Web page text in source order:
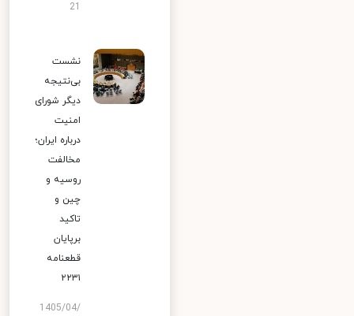
نشست
بی‌نتیجه
دیگر شورای
امنیت
درباره ایران؛
مخالفت
روسیه و
چین و
تاکید
برپایان
قطعنامه
۲۲۳۱
1405/04/